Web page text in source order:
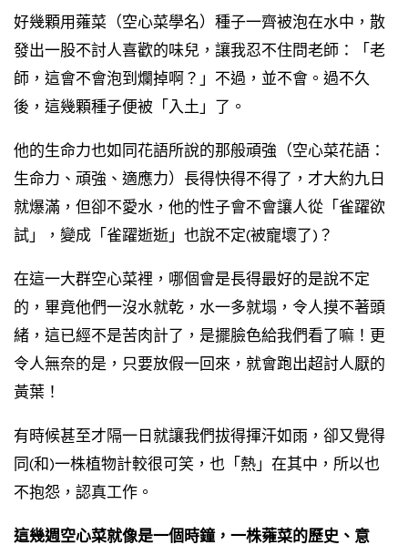
好幾顆用蕹菜（空心菜學名）種子一齊被泡在水中，散
發出一股不討人喜歡的味兒，讓我忍不住問老師：「老
師，這會不會泡到爛掉啊？」不過，並不會。過不久
後，這幾顆種子便被「入土」了。
他的生命力也如同花語所說的那般頑強（空心菜花語：
生命力、頑強、適應力）長得快得不得了，才大約九日
就爆滿，但卻不愛水，他的性子會不會讓人從「雀躍欲
試」，變成「雀躍逝逝」也說不定(被寵壞了)？
在這一大群空心菜裡，哪個會是長得最好的是說不定
的，畢竟他們一沒水就乾，水一多就塌，令人摸不著頭
緒，這已經不是苦肉計了，是擺臉色給我們看了嘛！更
令人無奈的是，只要放假一回來，就會跑出超討人厭的
黃葉！
有時候甚至才隔一日就讓我們拔得揮汗如雨，卻又覺得
同(和)一株植物計較很可笑，也「熱」在其中，所以也
不抱怨，認真工作。
這幾週空心菜就像是一個時鐘，一株蕹菜的歷史、意